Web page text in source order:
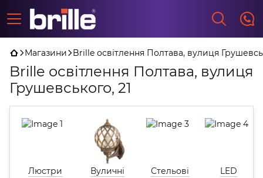
Магазини Brille освітлення Полтава, вулиця
Brille освітлення Полтава, вулиця
Грушевського, 21
Люстри Вуличні Стельові LED